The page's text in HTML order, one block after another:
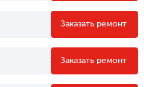
Заказать ремонт
Заказать ремонт